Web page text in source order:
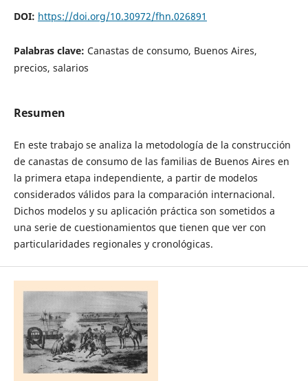
DOI: https://doi.org/10.30972/fhn.026891
Palabras clave: Canastas de consumo, Buenos Aires,
precios, salarios
Resumen
En este trabajo se analiza la metodología de la construcción
de canastas de consumo de las familias de Buenos Aires en
la primera etapa independiente, a partir de modelos
considerados válidos para la comparación internacional.
Dichos modelos y su aplicación práctica son sometidos a
una serie de cuestionamientos que tienen que ver con
particularidades regionales y cronológicas.